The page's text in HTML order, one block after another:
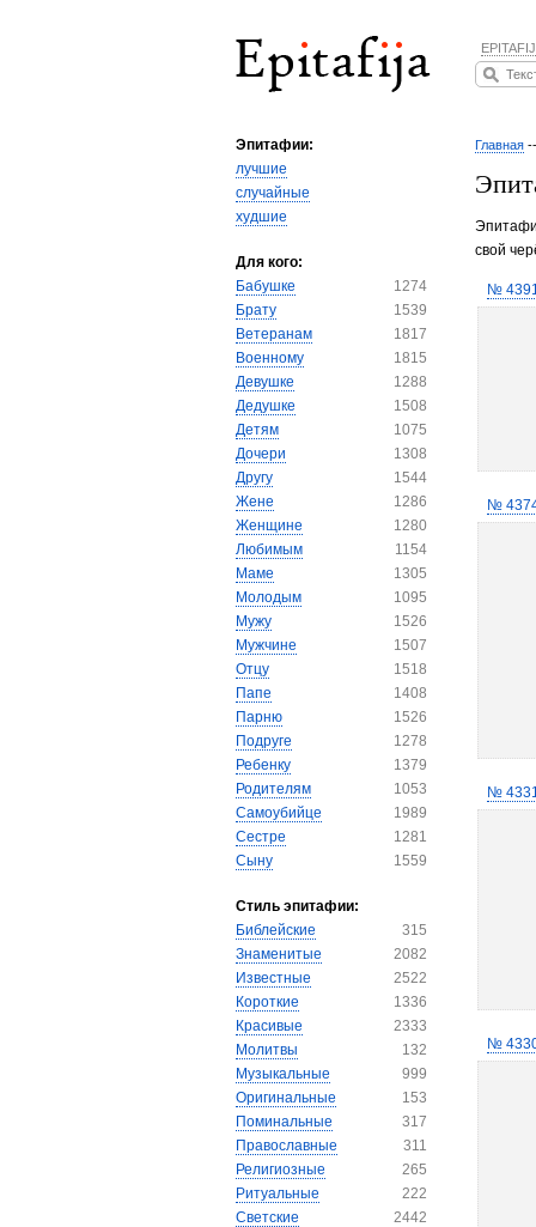
Эпитафии:
лучшие
случайные
худшие
Для кого:
Бабушке
1274
Брату
1539
Ветеранам
1817
Военному
1815
Девушке
1288
Дедушке
1508
Детям
1075
Дочери
1308
Другу
1544
Жене
1286
Женщине
1280
Любимым
1154
Маме
1305
Молодым
1095
Мужу
1526
Мужчине
1507
Отцу
1518
Папе
1408
Парню
1526
Подруге
1278
Ребенку
1379
Родителям
1053
Самоубийце
1989
Сестре
1281
Сыну
1559
Стиль эпитафии:
Библейские
315
Знаменитые
2082
Известные
2522
Короткие
1336
Красивые
2333
Молитвы
132
Музыкальные
999
Оригинальные
153
Поминальные
317
Православные
311
Религиозные
265
Ритуальные
222
Светские
2442
Главная
свой
№
№
№
№